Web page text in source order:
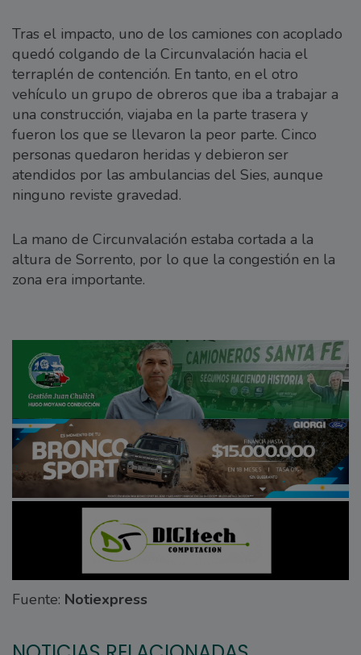
Tras el impacto, uno de los camiones con acoplado
quedó colgando de la Circunvalación hacia el
terraplén de contención. En tanto, en el otro
vehículo un grupo de obreros que iba a trabajar a
una construcción, viajaba en la parte trasera y
fueron los que se llevaron la peor parte. Cinco
personas quedaron heridas y debieron ser
atendidos por las ambulancias del Sies, aunque
ninguno reviste gravedad.
La mano de Circunvalación estaba cortada a la
altura de Sorrento, por lo que la congestión en la
zona era importante.
Fuente: Notiexpress